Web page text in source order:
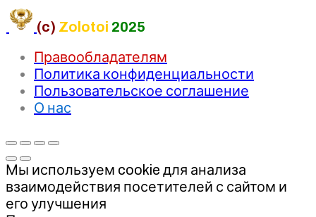
(c) Zolotoi 2025
Правообладателям
Политика конфиденциальности
Пользовательское соглашение
О нас
Мы используем cookie для анализа
взаимодействия посетителей с сайтом и
его улучшения